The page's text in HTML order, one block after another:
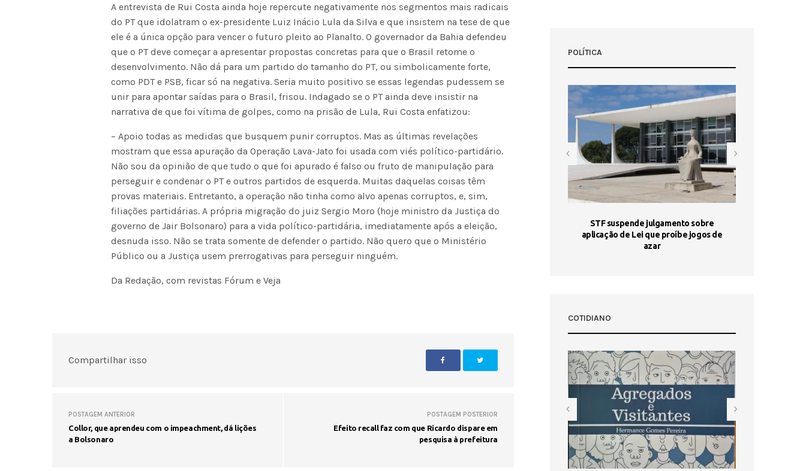
A entrevista de Rui Costa ainda hoje repercute negativamente nos segmentos mais radicais
do PT que idolatram o ex-presidente Luiz Inácio Lula da Silva e que insistem na tese de que
ele é a única opção para vencer o futuro pleito ao Planalto. O governador da Bahia defendeu
que o PT deve começar a apresentar propostas concretas para que o Brasil retome o
desenvolvimento. Não dá para um partido do tamanho do PT, ou simbolicamente forte,
como PDT e PSB, ficar só na negativa. Seria muito positivo se essas legendas pudessem se
unir para apontar saídas para o Brasil, frisou. Indagado se o PT ainda deve insistir na
narrativa de que foi vítima de golpes, como na prisão de Lula, Rui Costa enfatizou:
– Apoio todas as medidas que busquem punir corruptos. Mas as últimas revelações
mostram que essa apuração da Operação Lava-Jato foi usada com viés político-partidário.
Não sou da opinião de que tudo o que foi apurado é falso ou fruto de manipulação para
perseguir e condenar o PT e outros partidos de esquerda. Muitas daquelas coisas têm
provas materiais. Entretanto, a operação não tinha como alvo apenas corruptos, e, sim,
filiações partidárias. A própria migração do juiz Sergio Moro (hoje ministro da Justiça do
governo de Jair Bolsonaro) para a vida político-partidária, imediatamente após a eleição,
desnuda isso. Não se trata somente de defender o partido. Não quero que o Ministério
Público ou a Justiça usem prerrogativas para perseguir ninguém.
Da Redação, com revistas Fórum e Veja
Compartilhar isso
POSTAGEM ANTERIOR
Collor, que aprendeu com o impeachment, dá lições
a Bolsonaro
POSTAGEM POSTERIOR
Efeito recall faz com que Ricardo dispare em
pesquisa à prefeitura
POLÍTICA
Seinfra realiza serviços de tapa-
STF suspende julgamento sobre
aplicação de Lei que proíbe jogos de
azar
COTIDIANO